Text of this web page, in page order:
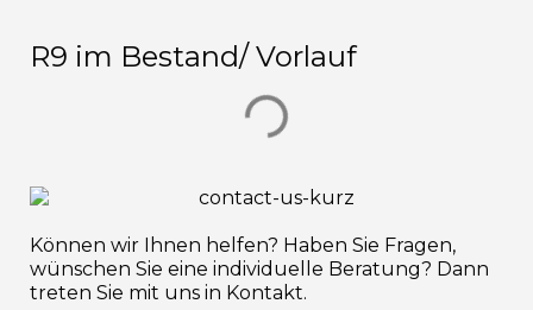
R9 im Bestand/ Vorlauf
Können wir Ihnen helfen? Haben Sie Fragen,
wünschen Sie eine individuelle Beratung? Dann
treten Sie mit uns in Kontakt.